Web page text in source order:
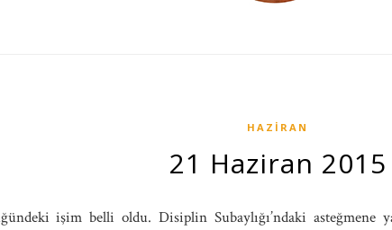
HAZIRAN
21 Haziran 2015
işim belli oldu. Disiplin Subaylığı’ndaki asteğmene